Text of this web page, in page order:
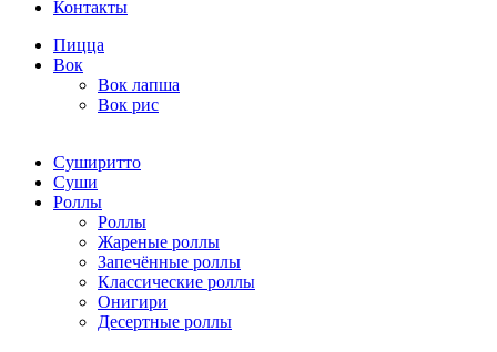
Контакты
Пицца
Вок
Вок лапша
Вок рис
Суширитто
Суши
Роллы
Роллы
Жареные роллы
Запечённые роллы
Классические роллы
Онигири
Десертные роллы